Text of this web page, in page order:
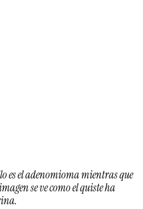
es el adenomioma mientras que
se ve como el quiste ha